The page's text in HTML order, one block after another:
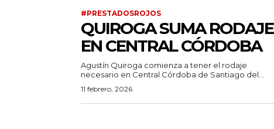
#PRESTADOSROJOS
QUIROGA SUMA RODAJE
EN CENTRAL CÓRDOBA
Agustín Quiroga comienza a tener el rodaje
necesario en Central Córdoba de Santiago del...
11 febrero, 2026